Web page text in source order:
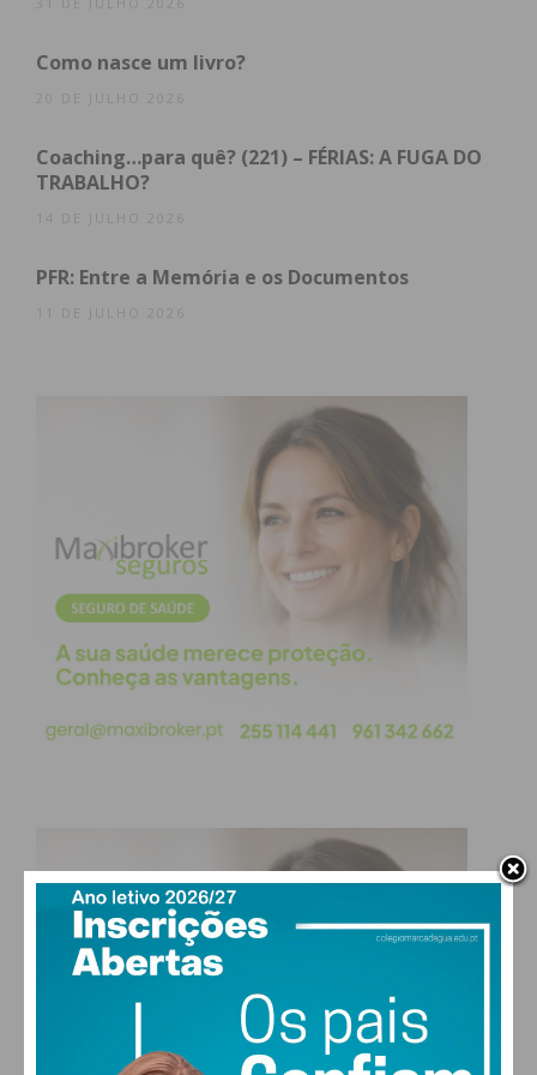
Subscreva a newsletter do
Assine nossa newsletter por e-mail e
obtenha de forma regular a informação
condições
Como nasce um livro?
Coaching…para quê? (221) – FÉRIAS: A FUGA DO
TRABALHO?
14 DE JULHO 2026
PFR: Entre a Memória e os Documentos